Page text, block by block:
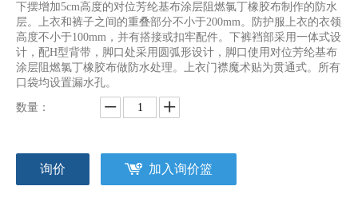
下摆增加5cm高度的对位芳纶基布涂层阻燃氯丁橡胶布制作的防水
层。上衣和裤子之间的重叠部分不小于200mm。防护服上衣的衣领
高度不小于100mm，并有搭接或扣牢配件。下裤裆部采用一体式设
计，配H型背带，脚口处采用圆弧形设计，脚口使用对位芳纶基布
涂层阻燃氯丁橡胶布做防水处理。上衣门襟魔术贴为贯通式。所有
口袋均设置漏水孔。
数量：
询价 加入询价篮